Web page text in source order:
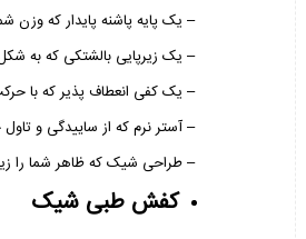
– یک پایه پاشنه پایدار که وزن
– یک زیرپایی بالشتکی که به
– یک کفی انعطاف پذیر که با
– آستر نرم که از ساییدگی و
– طراحی شیک که ظاهر شما را
کفش طبی شیک